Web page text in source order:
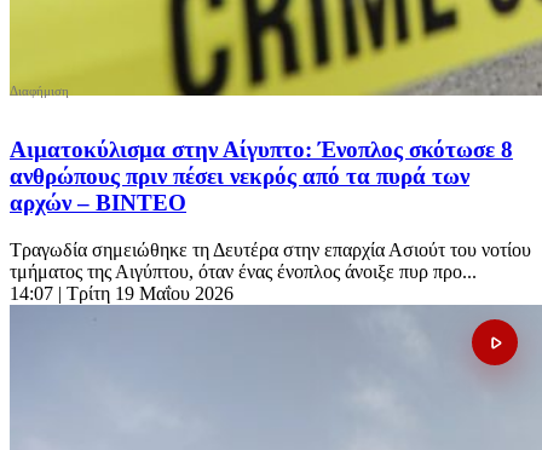
Αιματοκύλισμα στην Αίγυπτο: Ένοπλος σκότωσε 8
ανθρώπους πριν πέσει νεκρός από τα πυρά των
αρχών – ΒΙΝΤΕΟ
Τραγωδία σημειώθηκε τη Δευτέρα στην επαρχία Ασιούτ του νοτίου
τμήματος της Αιγύπτου, όταν ένας ένοπλος άνοιξε πυρ προ...
14:07 | Τρίτη 19 Μαΐου 2026